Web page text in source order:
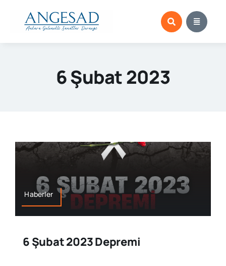
6 Şubat 2023
Haberler
6 Şubat 2023 Depremi